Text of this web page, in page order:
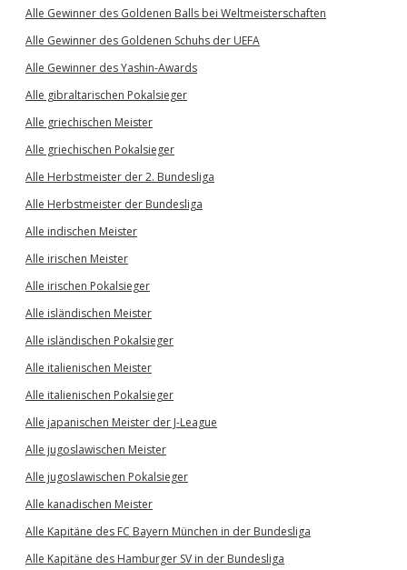
Alle Gewinner des Goldenen Balls bei Weltmeisterschaften
Alle Gewinner des Goldenen Schuhs der UEFA
Alle Gewinner des Yashin-Awards
Alle gibraltarischen Pokalsieger
Alle griechischen Meister
Alle griechischen Pokalsieger
Alle Herbstmeister der 2. Bundesliga
Alle Herbstmeister der Bundesliga
Alle indischen Meister
Alle irischen Meister
Alle irischen Pokalsieger
Alle isländischen Meister
Alle isländischen Pokalsieger
Alle italienischen Meister
Alle italienischen Pokalsieger
Alle japanischen Meister der J-League
Alle jugoslawischen Meister
Alle jugoslawischen Pokalsieger
Alle kanadischen Meister
Alle Kapitäne des FC Bayern München in der Bundesliga
Alle Kapitäne des Hamburger SV in der Bundesliga